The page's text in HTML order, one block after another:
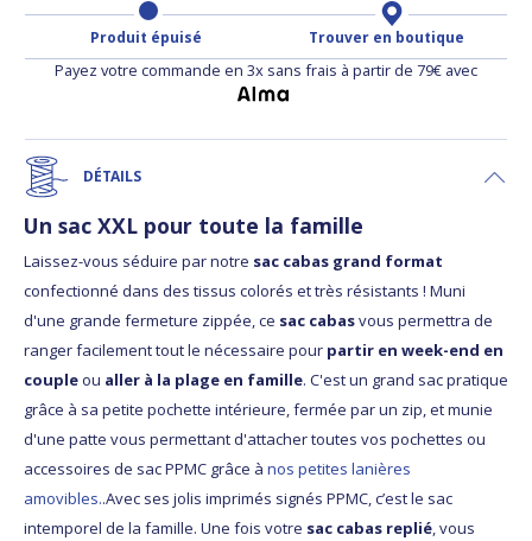
Produit épuisé Trouver en boutique
Payez votre commande en 3x sans frais à partir de 79€ avec
DÉTAILS
Un sac XXL pour toute la famille
Laissez-vous séduire par notre sac cabas grand format
confectionné dans des tissus colorés et très résistants ! Muni
d'une grande fermeture zippée, ce sac cabasvous permettra de
ranger facilement tout le nécessaire pour partir en week-end en
coupleou aller à la plage en famille. C'est un grand sac pratique
grâce à sa petite pochette intérieure, fermée par un zip, et munie
d'une patte vous permettant d'attacher toutes vos pochettes ou
accessoires de sac PPMC grâce à nos petites lanières
amovibles..Avec ses jolis imprimés signés PPMC, c’est le sac
intemporel de la famille. Une fois votre sac cabas replié, vous